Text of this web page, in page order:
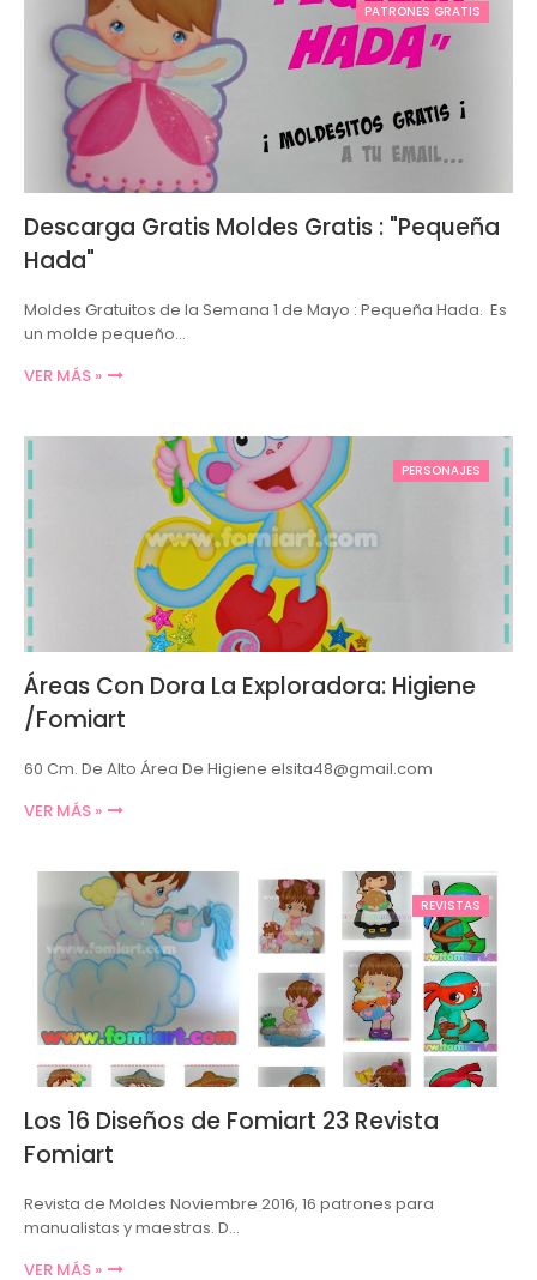
PATRONES GRATIS
Descarga Gratis Moldes Gratis : "Pequeña
Hada"
Moldes Gratuitos de la Semana 1 de Mayo : Pequeña Hada. Es
un molde pequeño…
VER MÁS »
PERSONAJES
Áreas Con Dora La Exploradora: Higiene
/Fomiart
60 Cm. De Alto Área De Higiene elsita48@gmail.com
VER MÁS »
REVISTAS
Los 16 Diseños de Fomiart 23 Revista
Fomiart
Revista de Moldes Noviembre 2016, 16 patrones para
manualistas y maestras. D…
VER MÁS »